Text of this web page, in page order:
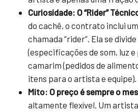
Curiosidade: O “Rider”
do cachê, o contrato inclui
chamada “rider”. Ela se
(especificações de som, luz e
camarim (pedidos de
itens para o artista e equipe).
Mito: O preço é sempre o
altamente flexível. Um